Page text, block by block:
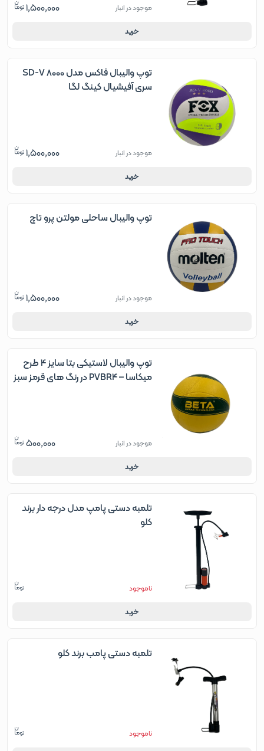
موجود در انبار 1,500,000
خرید
توپ والیبال فاکس مدل SD-V 8000
سری آفیشیال کینگ لگا
موجود در انبار 1,500,000
خرید
توپ والیبال ساحلی مولتن پرو تاچ
موجود در انبار 1,500,000
خرید
توپ والیبال لاستیکی بتا سایز 4 طرح
میکاسا – PVBR4 در رنگ های قرمز سبز
موجود در انبار 500,000
خرید
تلمبه دستی پامپ مدل درجه دار برند
کلو
ناموجود
خرید
تلمبه دستی پامب برند کلو
ناموجود